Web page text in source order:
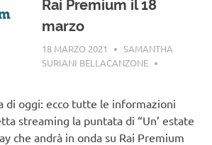
Rai Premium il 18
marzo
18 MARZO 2021
SAMANTHA
SURIANI BELLACANZONE
di oggi: ecco tutte le informazioni
streaming la puntata di “Un’ estate
che andrà in onda su Rai Premium